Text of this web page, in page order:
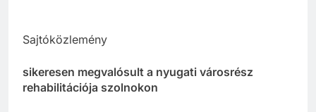
Sajtóközlemény
sikeresen megvalósult a nyugati városrész
rehabilitációja szolnokon